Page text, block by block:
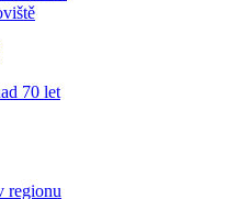
70 let
regionu